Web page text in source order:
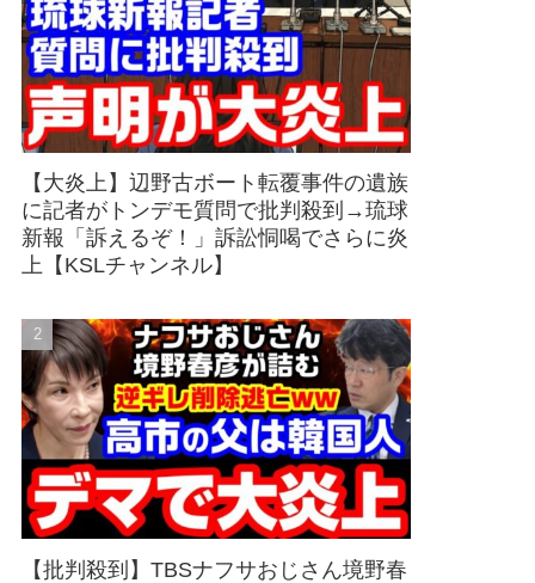
【大炎上】辺野古ボート転覆事件の遺族
に記者がトンデモ質問で批判殺到→琉球
新報「訴えるぞ！」訴訟恫喝でさらに炎
上【KSLチャンネル】
【批判殺到】TBSナフサおじさん境野春